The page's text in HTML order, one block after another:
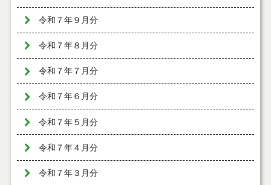
令和７年９月分
令和７年８月分
令和７年７月分
令和７年６月分
令和７年５月分
令和７年４月分
令和７年３月分